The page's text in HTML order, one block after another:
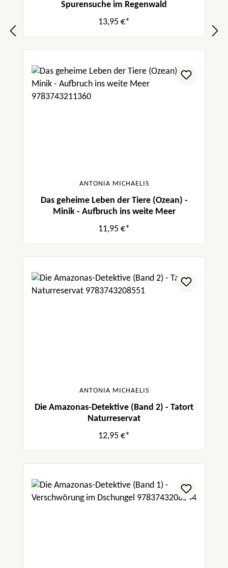
Spurensuche im Regenwald
13,95 €*
ANTONIA MICHAELIS
Das geheime Leben der Tiere (Ozean) -
Minik - Aufbruch ins weite Meer
11,95 €*
ANTONIA MICHAELIS
Die Amazonas-Detektive (Band 2) - Tatort
Naturreservat
12,95 €*